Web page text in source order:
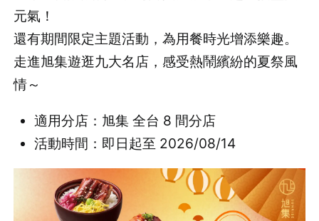
元氣！
還有期間限定主題活動，為用餐時光增添樂趣。
走進旭集遊逛九大名店，感受熱鬧繽紛的夏祭風
情～
適用分店：旭集 全台 8 間分店
活動時間：即日起至 2026/08/14